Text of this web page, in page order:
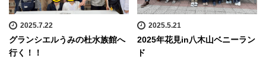
2025.7.22
グランシエルうみの杜水族館へ
行く！！
2025.5.21
2025年花見in八木山ベニーラン
ド